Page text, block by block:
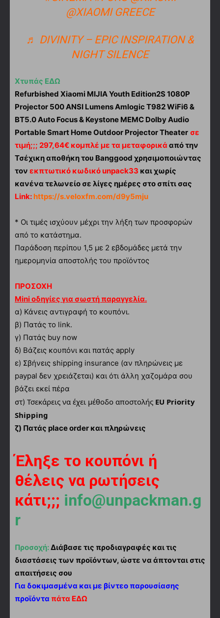
@XIAOMI GREECE
♬ DIVINITY – EPIC INSPIRATION &
NIGHT SILENCE
Χτυπάς ΕΔΩ
Refurbished Xiaomi MIJIA Youth Edition2S 1080P
Projector 500 ANSI Lumens Amlogic T982 WiFi6 &
BT5.0 Auto Focus & Keystone MEMC Dolby Audio
Portable Smart Home Outdoor Projector Theater σε
τιμή;;; 297,64€ κομπλέ με τα μεταφορικά από την
Τσέχικη αποθήκη του Banggood χρησιμοποιώντας
τον εκπτωτικό κωδικό unpack33 και χωρίς
κανένα τελωνείο σε λίγες ημέρες στο σπίτι σας
Link: https://s.veloxfm.com/d9y5mju
* Οι τιμές ισχύουν μέχρι την λήξη των προσφορών
από το κατάστημα.
Παράδοση περίπου 1,5 με 2 εβδομάδες μετά την
ημερομηνία αποστολής του προϊόντος
ΠΡΟΣΟΧΗ
Mini οδηγίες για σωστή παραγγελία.
α) Κάνεις αντιγραφή το κουπόνι.
β) Πατάς το link.
γ) Πατάς buy now
δ) Βάζεις κουπόνι και πατάς apply
ε) Σβήνεις shipping insurance (αν πληρώνεις με
paypal δεν χρειάζεται) και ότι άλλη χαζομάρα σου
βάζει εκεί πέρα
στ) Τσεκάρεις να έχει μέθοδο αποστολής EU Priority
Shipping
ζ) Πατάς place order και πληρώνεις
Έληξε το κουπόνι ή
θέλεις να ρωτήσεις
κάτι;;; info@unpackman.g
r
Προσοχή: Διάβασε τις προδιαγραφές και τις
διαστάσεις των προϊόντων, ώστε να άπτονται στις
απαιτήσεις σου
Για δοκιμασμένα και με βίντεο παρουσίασης
προϊόντα πάτα ΕΔΩ